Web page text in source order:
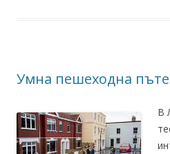
Умна пешеходна
В